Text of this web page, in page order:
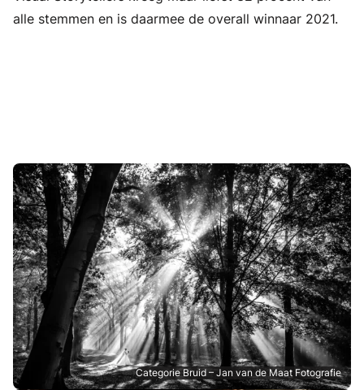
alle stemmen en is daarmee de overall winnaar 2021.
Categorie Bruid – Jan van de Maat Fotografie